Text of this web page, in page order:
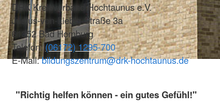
DRK Kreisverband Hochtaunus e.V.
Justus-von-Liebig-Straße 3a
61352 Bad Homburg
Telefon:(06172) 1295-700
E-Mail:bildungszentrum@drk-hochtaunus.de
"Richtig helfen können - ein gutes Gefühl!"